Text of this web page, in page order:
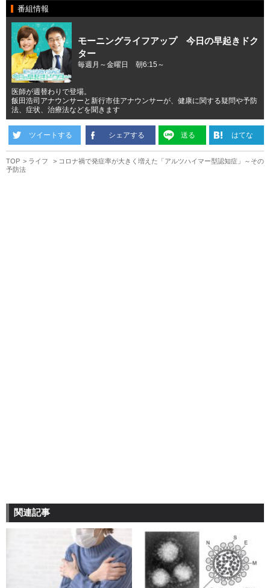
番組情報
モーニングライフアップ 今日の早起きドク
ター
毎週月～金曜日 朝6:15～
医師が週替わりで登場。
飯田浩司アナウンサーと新行市佳アナウンサーが、健康に関する疑問や予防
法、症状、治療法などを聞きます
ツイートする シェアする 送る はてな
TOP ライフ
コロナ禍で発症率が大きく増えた「アルツハイマー型認知症」～その
予防法
関連記事